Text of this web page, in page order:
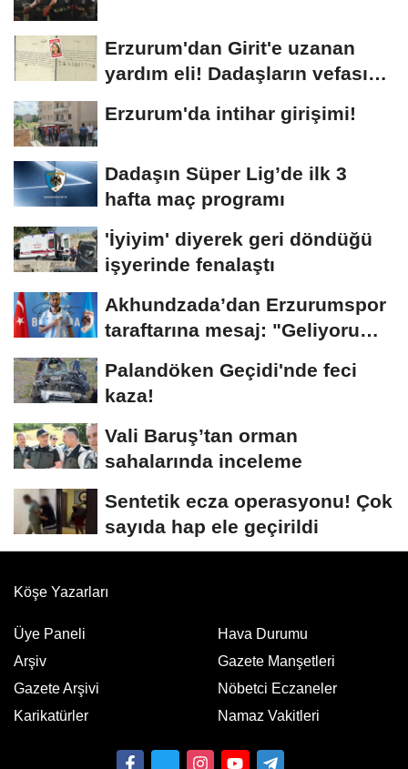
Erzurum'dan Girit'e uzanan
yardım eli! Dadaşların vefası
Erzurum'da intihar girişimi!
Dadaşın Süper Lig’de ilk 3
hafta maç programı
'İyiyim' diyerek geri döndüğü
işyerinde fenalaştı
Akhundzada’dan Erzurumspor
taraftarına mesaj: "Geliyorum
Palandöken Geçidi'nde feci
kaza!
Vali Baruş’tan orman
sahalarında inceleme
Sentetik ecza operasyonu! Çok
sayıda hap ele geçirildi
Köşe Yazarları
Üye Paneli
Arşiv
Gazete Arşivi
Karikatürler
Hava Durumu
Gazete Manşetleri
Nöbetci Eczaneler
Namaz Vakitleri